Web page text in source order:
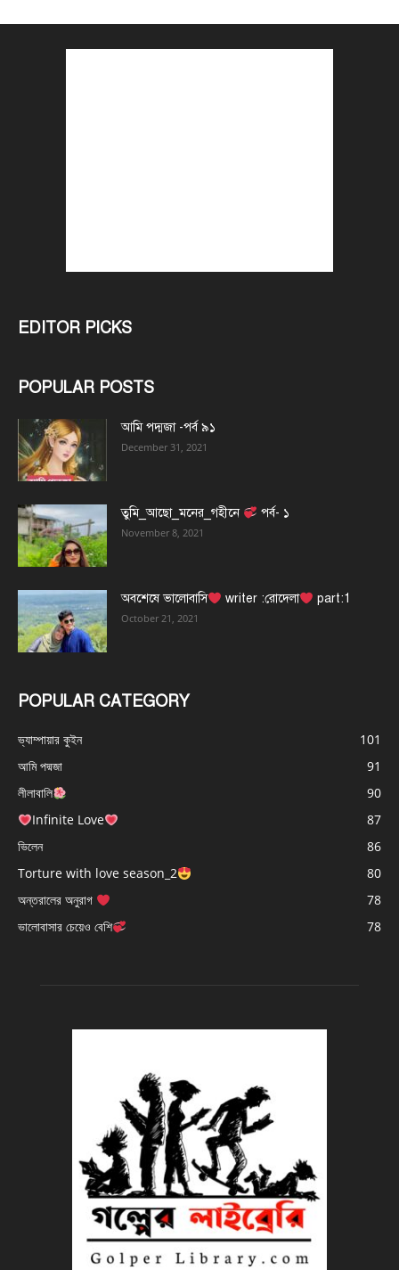
EDITOR PICKS
POPULAR POSTS
আমি পদ্মজা -পর্ব ৯১
December 31, 2021
তুমি_আছো_মনের_গহীনে পর্ব- ১
November 8, 2021
অবশেষে ভালোবাসি writer :রোদেলা part:1
October 21, 2021
POPULAR CATEGORY
ভ্যাম্পায়ার কুইন
101
আমি পদ্মজা
91
লীলাবালি
90
Infinite Love
87
ভিলেন
86
Torture with love season_2
80
অন্তরালের অনুরাগ
78
ভালোবাসার চেয়েও বেশি
78